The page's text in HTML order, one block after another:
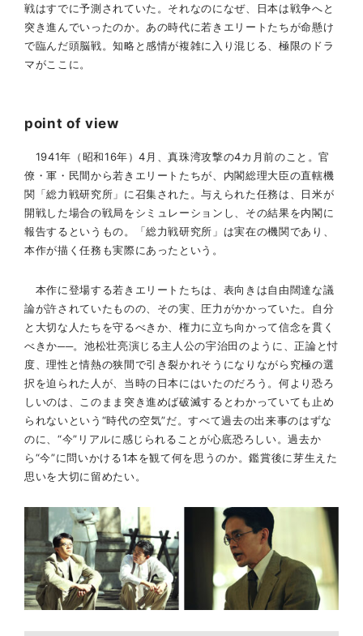
戦はすでに予測されていた。それなのになぜ、日本は戦争へと
突き進んでいったのか。あの時代に若きエリートたちが命懸け
で臨んだ頭脳戦。知略と感情が複雑に入り混じる、極限のドラ
マがここに。
point of view
1941年（昭和16年）4月、真珠湾攻撃の4カ月前のこと。官
僚・軍・民間から若きエリートたちが、内閣総理大臣の直轄機
関「総力戦研究所」に召集された。与えられた任務は、日米が
開戦した場合の戦局をシミュレーションし、その結果を内閣に
報告するというもの。「総力戦研究所」は実在の機関であり、
本作が描く任務も実際にあったという。
本作に登場する若きエリートたちは、表向きは自由闊達な議
論が許されていたものの、その実、圧力がかかっていた。自分
と大切な人たちを守るべきか、権力に立ち向かって信念を貫く
べきか──。池松壮亮演じる主人公の宇治田のように、正論と忖
度、理性と情熱の狭間で引き裂かれそうになりながら究極の選
択を迫られた人が、当時の日本にはいたのだろう。何より恐ろ
しいのは、このまま突き進めば破滅するとわかっていても止め
られないという“時代の空気”だ。すべて過去の出来事のはずな
のに、“今”リアルに感じられることが心底恐ろしい。過去か
ら“今”に問いかける1本を観て何を思うのか。鑑賞後に芽生えた
思いを大切に留めたい。